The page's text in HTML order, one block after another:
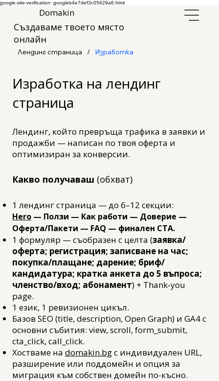
google-site-verification: googleb4e7def3c05629a6.html
Domakin
Създаваме твоето място
онлайн
Лендинг страница / Изработка
Изработка на лендинг
страница
Лендинг, който превръща трафика в заявки и
продажби — написан по твоя оферта и
оптимизиран за конверсии.
Какво получаваш (обхват)
1 лендинг страница — до 6–12 секции:
Hero — Ползи — Как работи — Доверие —
Оферта/Пакети — FAQ — финален CTA.
1 формуляр — съобразен с целта (заявка/
оферта; регистрация; записване на час;
покупка/плащане; дарение; бриф/
кандидатура; кратка анкета до 5 въпроса;
членство/вход; абонамент) + Thank‑you
page.
1 език, 1 ревизионен цикъл.
Базов SEO (title, description, Open Graph) и GA4 с
основни събития: view, scroll, form_submit,
cta_click, call_click.
Хостваме наdomakin.bgс индивидуален URL,
разширение или поддомейн и опция за
миграция към собствен домейн по-късно.